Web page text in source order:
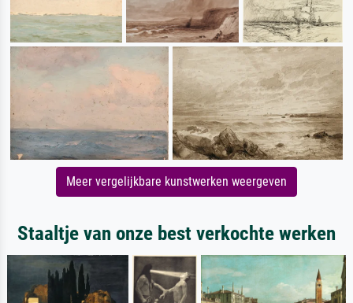
Meer vergelijkbare kunstwerken weergeven
Staaltje van onze best verkochte werken